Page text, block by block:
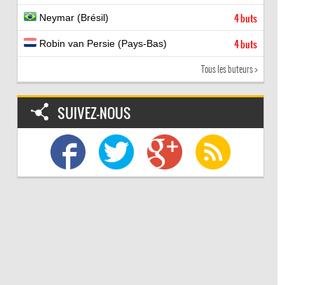
Neymar (Brésil) 4 buts
Robin van Persie (Pays-Bas) 4 buts
Tous les buteurs >
SUIVEZ-NOUS